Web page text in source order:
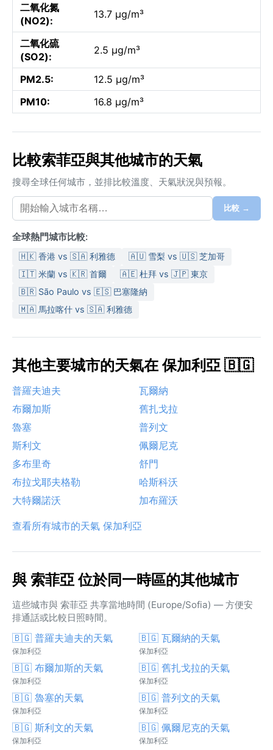
二氧化氮
(NO2):
13.7 µg/m³
二氧化硫
(SO2):
2.5 µg/m³
PM2.5:
12.5 µg/m³
PM10:
16.8 µg/m³
比較索菲亞與其他城市的天氣
搜尋全球任何城市，並排比較溫度、天氣狀況與預報。
比較 →
全球熱門城市比較:
🇭🇰 香港 vs 🇸🇦 利雅德
🇦🇺 雪梨 vs 🇺🇸 芝加哥
🇮🇹 米蘭 vs 🇰🇷 首爾
🇦🇪 杜拜 vs 🇯🇵 東京
🇧🇷 São Paulo vs 🇪🇸 巴塞隆納
🇲🇦 馬拉喀什 vs 🇸🇦 利雅德
其他主要城市的天氣在 保加利亞 🇧🇬
普羅夫迪夫
瓦爾納
布爾加斯
舊扎戈拉
魯塞
普列文
斯利文
佩爾尼克
多布里奇
舒門
布拉戈耶夫格勒
哈斯科沃
大特爾諾沃
加布羅沃
查看所有城市的天氣 保加利亞
與 索菲亞 位於同一時區的其他城市
這些城市與 索菲亞 共享當地時間 (Europe/Sofia) — 方便安
排通話或比較日照時間。
🇧🇬 普羅夫迪夫的天氣
保加利亞
🇧🇬 瓦爾納的天氣
保加利亞
🇧🇬 布爾加斯的天氣
保加利亞
🇧🇬 舊扎戈拉的天氣
保加利亞
🇧🇬 魯塞的天氣
保加利亞
🇧🇬 普列文的天氣
保加利亞
🇧🇬 斯利文的天氣
保加利亞
🇧🇬 佩爾尼克的天氣
保加利亞